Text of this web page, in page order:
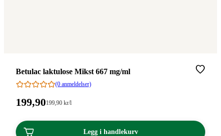
Merke:
Betulac laktulose Mikst 667 mg/ml
(0 anmeldelser)
Pris:
kroner.
199,90Stykkpris:
kroner.
199 ,90 kr/l
Legg i handlekurv